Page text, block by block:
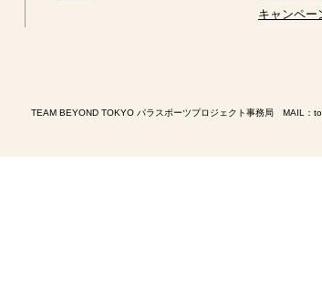
キャンペー
TEAM BEYOND TOKYO パラスポーツプロジェクト事務局 MAIL：